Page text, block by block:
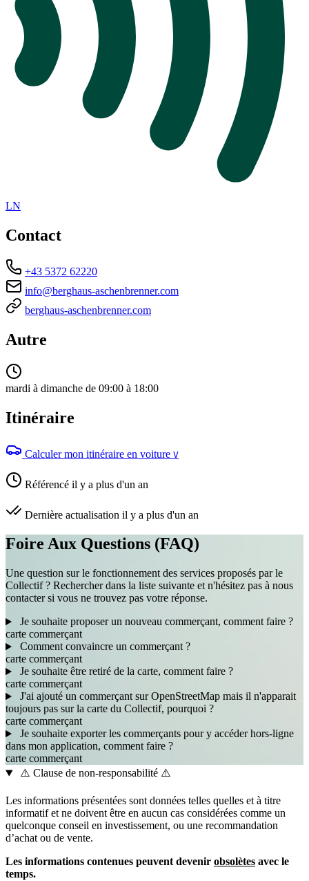
LN
Contact
+43 5372 62220
info@berghaus-aschenbrenner.com
berghaus-aschenbrenner.com
Autre
mardi à dimanche de 09:00 à 18:00
Itinéraire
Calculer mon itinéraire en voiture V
Référencé il y a plus d'un an
Dernière actualisation il y a plus d'un an
Foire Aux Questions (FAQ)
Une question sur le fonctionnement des services proposés par le
Collectif ? Rechercher dans la liste suivante et n'hésitez pas à nous
contacter si vous ne trouvez pas votre réponse.
Je souhaite proposer un nouveau commerçant, comment faire ?
carte commerçant
Comment convaincre un commerçant ?
carte commerçant
Je souhaite être retiré de la carte, comment faire ?
carte commerçant
J'ai ajouté un commerçant sur OpenStreetMap mais il n'apparait
toujours pas sur la carte du Collectif, pourquoi ?
carte commerçant
Je souhaite exporter les commerçants pour y accéder hors-ligne
dans mon application, comment faire ?
carte commerçant
⚠️ Clause de non-responsabilité ⚠️
Les informations présentées sont données telles quelles et à titre
informatif et ne doivent être en aucun cas considérées comme un
quelconque conseil en investissement, ou une recommandation
d’achat ou de vente.
Les informations contenues peuvent devenir obsolètes avec le
temps.